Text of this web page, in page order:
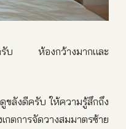
มครับ ห้องกว้างมากและ
ขลังดีครับ ให้ความรู้สึกถึง
ตการจัดวางสมมาตรซ้าย